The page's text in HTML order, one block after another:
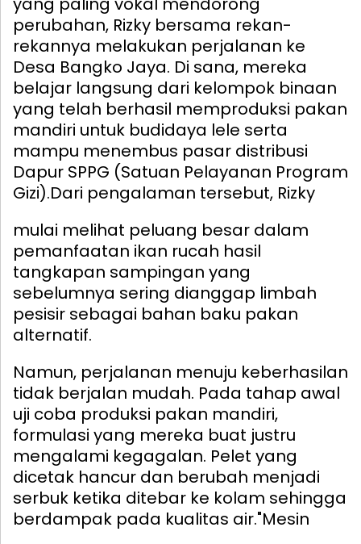
perubahan, Rizky bersama rekan-
rekannya melakukan perjalanan ke
Desa Bangko Jaya. Di sana, mereka
belajar langsung dari kelompok binaan
yang telah berhasil memproduksi pakan
mandiri untuk budidaya lele serta
mampu menembus pasar distribusi
Dapur SPPG (Satuan Pelayanan Program
Gizi).Dari pengalaman tersebut, Rizky
mulai melihat peluang besar dalam
pemanfaatan ikan rucah hasil
tangkapan sampingan yang
sebelumnya sering dianggap limbah
pesisir sebagai bahan baku pakan
alternatif.
Namun, perjalanan menuju keberhasilan
tidak berjalan mudah. Pada tahap awal
uji coba produksi pakan mandiri,
formulasi yang mereka buat justru
mengalami kegagalan. Pelet yang
dicetak hancur dan berubah menjadi
serbuk ketika ditebar ke kolam sehingga
berdampak pada kualitas air."Mesin